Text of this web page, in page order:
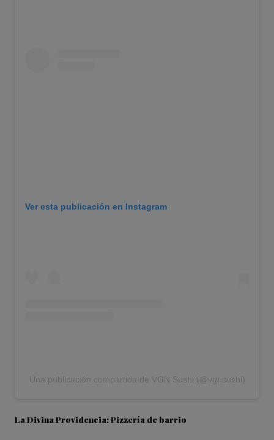
Ver esta publicación en Instagram
Una publicación compartida de VGN Sushi (@vgnsushi)
La Divina Providencia: Pizzería de barrio